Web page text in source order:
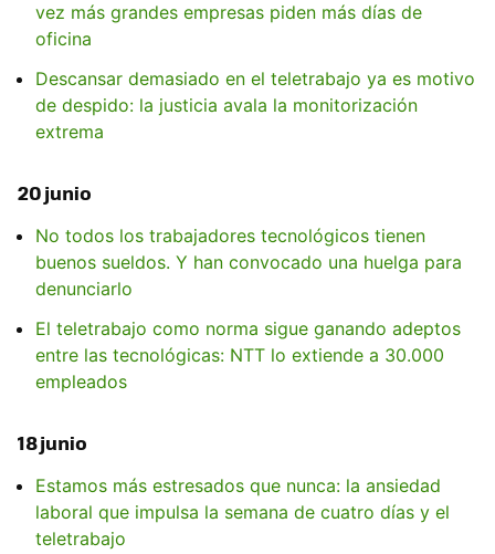
vez más grandes empresas piden más días de
oficina
Descansar demasiado en el teletrabajo ya es motivo
de despido: la justicia avala la monitorización
extrema
20 junio
No todos los trabajadores tecnológicos tienen
buenos sueldos. Y han convocado una huelga para
denunciarlo
El teletrabajo como norma sigue ganando adeptos
entre las tecnológicas: NTT lo extiende a 30.000
empleados
18 junio
Estamos más estresados que nunca: la ansiedad
laboral que impulsa la semana de cuatro días y el
teletrabajo